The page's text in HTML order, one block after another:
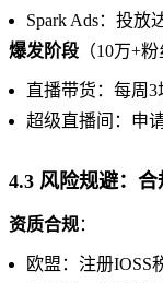
Spark Ads：投放
爆发阶段 （10万+粉
直播带货：每周
超级直播间：申
4.3 风险规避：
资质合规：
欧盟：注册IOSS